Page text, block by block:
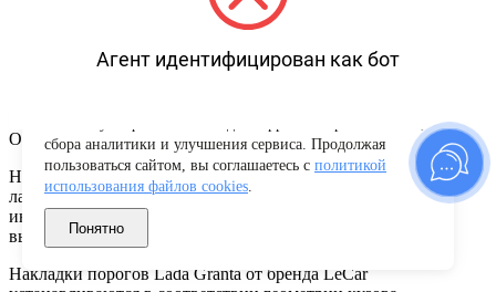
Агент идентифицирован как бот
Описание товара
Накладки на пороги Лада Гранта предназначены для защиты
лакокрасочного покрытия порога автомобиля и создания
индивидуального стиля автовладельца. Изготовлены из
высококачественных материалов.
Накладки порогов Lada Granta от бренда LeCar
сбора аналитики и улучшения сервиса. Продолжая
пользоваться сайтом, вы соглашаетесь с политикой
использования файлов cookies.
Понятно